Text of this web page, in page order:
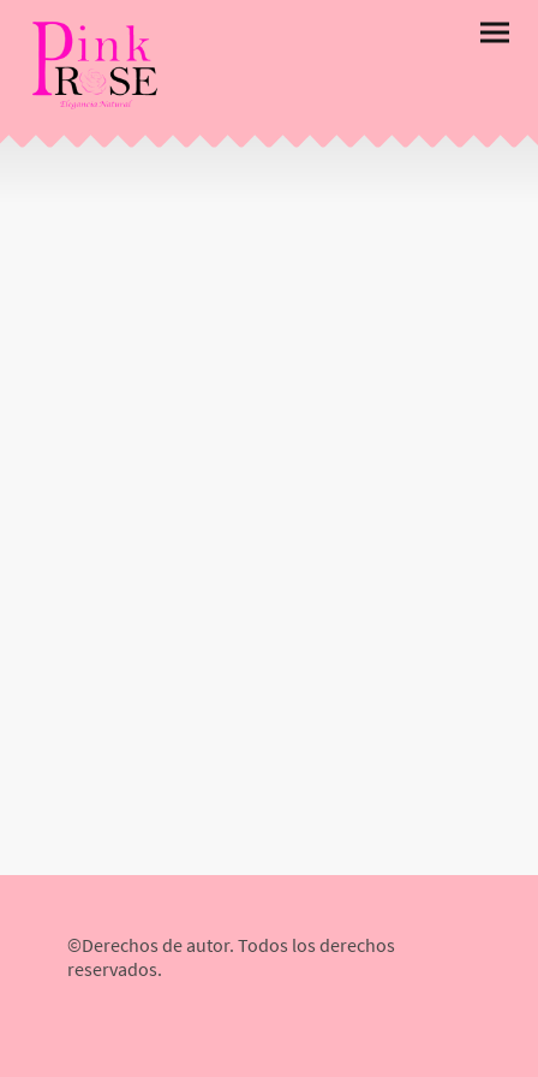
©Derechos de autor. Todos los derechos
reservados.